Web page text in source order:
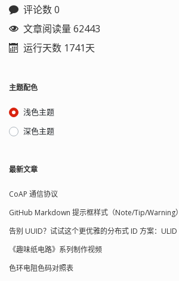
评论数 0
文章阅读量 62443
运行天数 1741天
主题配色
浅色主题
深色主题
最新文章
CoAP 通信协议
GitHub Markdown 提示框样式（Note/Tip/Warning
告别 UUID？试试这个更优雅的分布式 ID 方案：ULID
《趣味纸电路》系列制作视频
色环电阻色码对照表